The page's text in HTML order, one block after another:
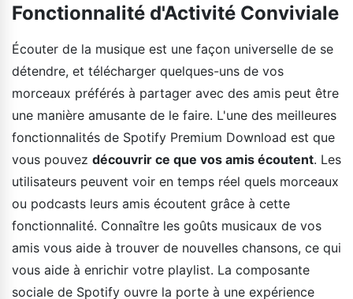
Fonctionnalité d'Activité Conviviale
Écouter de la musique est une façon universelle de se
détendre, et télécharger quelques-uns de vos
morceaux préférés à partager avec des amis peut être
une manière amusante de le faire. L'une des meilleures
fonctionnalités de Spotify Premium Download est que
vous pouvez découvrir ce que vos amis écoutent. Les
utilisateurs peuvent voir en temps réel quels morceaux
ou podcasts leurs amis écoutent grâce à cette
fonctionnalité. Connaître les goûts musicaux de vos
amis vous aide à trouver de nouvelles chansons, ce qui
vous aide à enrichir votre playlist. La composante
sociale de Spotify ouvre la porte à une expérience